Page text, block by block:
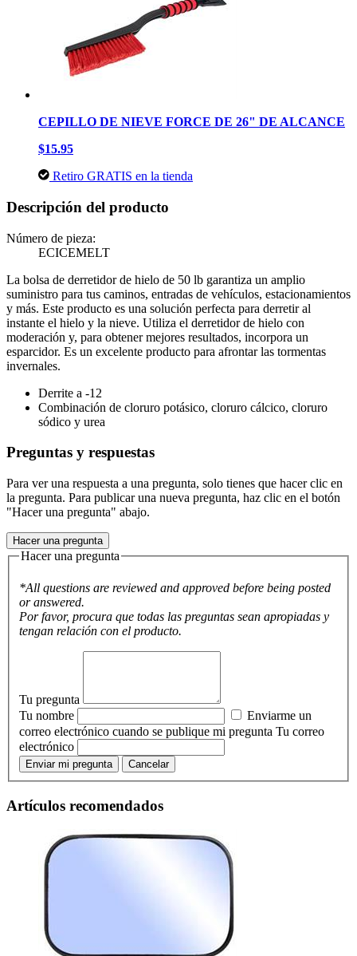
CEPILLO DE NIEVE FORCE DE 26" DE ALCANCE
$15.95
Retiro GRATIS en la tienda
Descripción del producto
Número de pieza:
ECICEMELT
La bolsa de derretidor de hielo de 50 lb garantiza un amplio
suministro para tus caminos, entradas de vehículos, estacionamientos
y más. Este producto es una solución perfecta para derretir al
instante el hielo y la nieve. Utiliza el derretidor de hielo con
moderación y, para obtener mejores resultados, incorpora un
esparcidor. Es un excelente producto para afrontar las tormentas
invernales.
Derrite a -12
Combinación de cloruro potásico, cloruro cálcico, cloruro
sódico y urea
Preguntas y respuestas
Para ver una respuesta a una pregunta, solo tienes que hacer clic en
la pregunta. Para publicar una nueva pregunta, haz clic en el botón
"Hacer una pregunta" abajo.
Hacer una pregunta
Hacer una pregunta
*All questions are reviewed and approved before being posted
or answered.
Por favor, procura que todas las preguntas sean apropiadas y
tengan relación con el producto.
Tu pregunta
Tu nombre
Enviarme un
correo electrónico cuando se publique mi pregunta Tu correo
electrónico
Enviar mi pregunta Cancelar
Artículos recomendados